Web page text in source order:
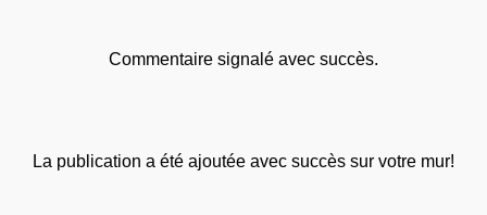
Commentaire signalé avec succès.
La publication a été ajoutée avec succès sur votre mur!